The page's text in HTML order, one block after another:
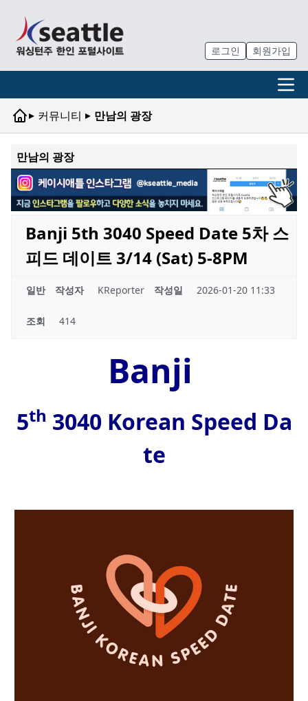
로그인 회원가입
▸ 커뮤니티 ▸ 만남의 광장
만남의 광장
Banji 5th 3040 Speed Date 5차 스
피드 데이트 3/14 (Sat) 5-8PM
일반 작성자 KReporter 작성일 2026-01-20 11:33
조회 414
Banji
5th 3040 Korean Speed Da
te